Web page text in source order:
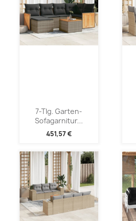
7-Tlg. Garten-
Sofagarnitur...
451,57 €